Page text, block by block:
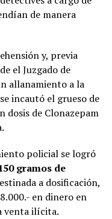
de manera
y, previa
el Juzgado de
allanamiento a la
incautó el grueso de
dosis de Clonazepam
policial se logró
gramos de
a dosificación,
en dinero en
venta ilícita.